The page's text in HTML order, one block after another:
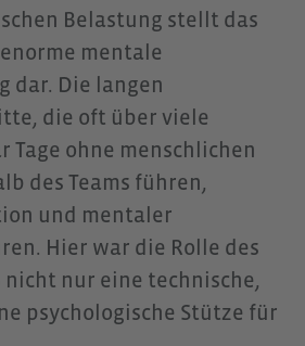
Belastung stellt das
enorme mentale
dar. Die langen
die oft über viele
Tage ohne menschlichen
des Teams führen,
und mentaler
Hier war die Rolle des
nicht nur eine technische,
psychologische Stütze für